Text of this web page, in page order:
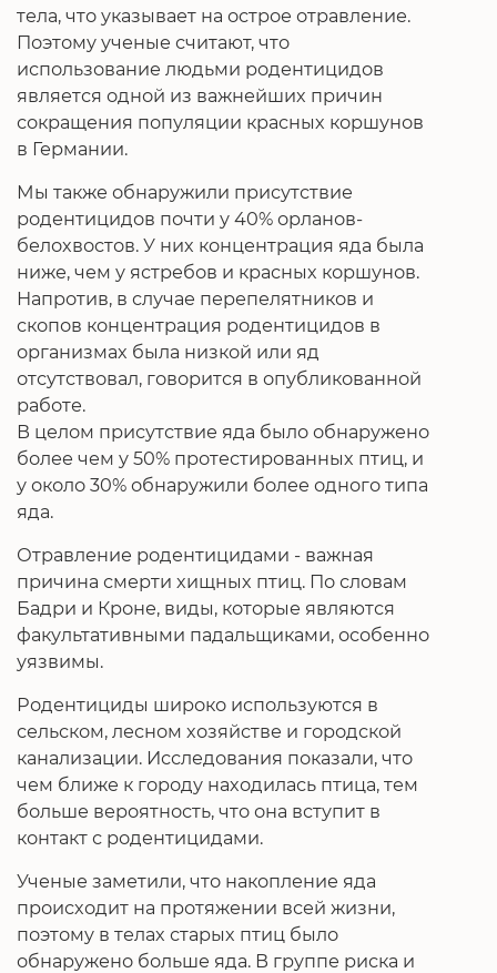
тела, что указывает на острое отравление.
Поэтому ученые считают, что
использование людьми родентицидов
является одной из важнейших причин
сокращения популяции красных коршунов
в Германии.
Мы также обнаружили присутствие
родентицидов почти у 40% орланов-
белохвостов. У них концентрация яда была
ниже, чем у ястребов и красных коршунов.
Напротив, в случае перепелятников и
скопов концентрация родентицидов в
организмах была низкой или яд
отсутствовал, говорится в опубликованной
работе.
В целом присутствие яда было обнаружено
более чем у 50% протестированных птиц, и
у около 30% обнаружили более одного типа
яда.
Отравление родентицидами - важная
причина смерти хищных птиц. По словам
Бадри и Кроне, виды, которые являются
факультативными падальщиками, особенно
уязвимы.
Родентициды широко используются в
сельском, лесном хозяйстве и городской
канализации. Исследования показали, что
чем ближе к городу находилась птица, тем
больше вероятность, что она вступит в
контакт с родентицидами.
Ученые заметили, что накопление яда
происходит на протяжении всей жизни,
поэтому в телах старых птиц было
обнаружено больше яда. В группе риска и